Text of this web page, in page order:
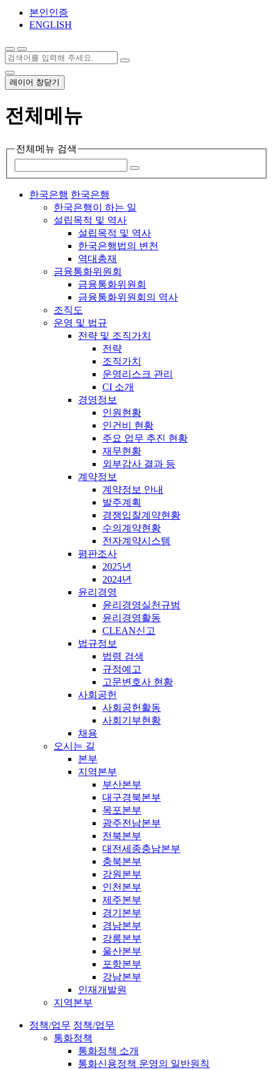
본인인증
ENGLISH
레이어 창닫기
전체메뉴
전체메뉴 검색
한국은행 한국은행
한국은행이 하는 일
설립목적 및 역사
설립목적 및 역사
한국은행법의 변천
역대총재
금융통화위원회
금융통화위원회
금융통화위원회의 역사
조직도
운영 및 법규
전략 및 조직가치
전략
조직가치
운영리스크 관리
CI 소개
경영정보
인원현황
인건비 현황
주요 업무 추진 현황
재무현황
외부감사 결과 등
계약정보
계약정보 안내
발주계획
경쟁입찰계약현황
수의계약현황
전자계약시스템
평판조사
2025년
2024년
윤리경영
윤리경영실천규범
윤리경영활동
CLEAN신고
법규정보
법령 검색
규정예고
고문변호사 현황
사회공헌
사회공헌활동
사회기부현황
채용
오시는 길
본부
지역본부
부산본부
대구경북본부
목포본부
광주전남본부
전북본부
대전세종충남본부
충북본부
강원본부
인천본부
제주본부
경기본부
경남본부
강릉본부
울산본부
포항본부
강남본부
인재개발원
지역본부
정책/업무 정책/업무
통화정책
통화정책 소개
통화신용정책 운영의 일반원칙